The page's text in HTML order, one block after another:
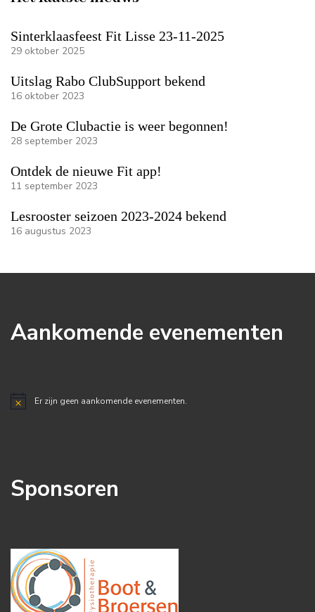
Sinterklaasfeest Fit Lisse 23-11-2025
29 oktober 2025
Uitslag Rabo ClubSupport bekend
16 oktober 2023
De Grote Clubactie is weer begonnen!
28 september 2023
Ontdek de nieuwe Fit app!
11 september 2023
Lesrooster seizoen 2023-2024 bekend
16 augustus 2023
Aankomende evenementen
BerichtEr zijn geen aankomende evenementen.
Sponsoren